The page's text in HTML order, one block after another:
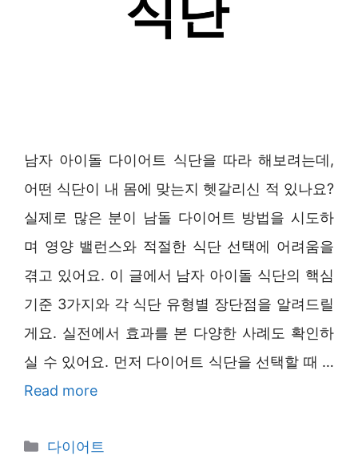
남자 아이돌 다이어트 식단을 따라 해보려는데,
어떤 식단이 내 몸에 맞는지 헷갈리신 적 있나요?
실제로 많은 분이 남돌 다이어트 방법을 시도하
며 영양 밸런스와 적절한 식단 선택에 어려움을
겪고 있어요. 이 글에서 남자 아이돌 식단의 핵심
기준 3가지와 각 식단 유형별 장단점을 알려드릴
게요. 실전에서 효과를 본 다양한 사례도 확인하
실 수 있어요. 먼저 다이어트 식단을 선택할 때 …
Read more
Categories
다이어트